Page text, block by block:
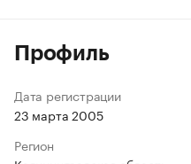
Профиль
Дата регистрации
23 марта 2005
Регион